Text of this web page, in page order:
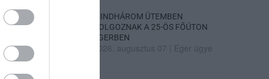
MINDHÁROM ÜTEMBEN
DOLGOZNAK A 25-ÖS FŐÚTON
EGERBEN
2026. augusztus 07 Eger ügye